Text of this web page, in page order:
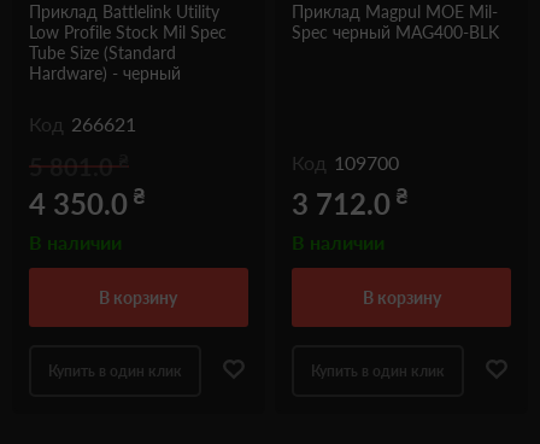
Приклад Battlelink Utility
Low Profile Stock Mil Spec
Tube Size (Standard
Hardware) - черный
Код 266621
5 801.0
4 350.0 ₴
В наличии
в корзину
Купить в один клик
Приклад Magpul MOE Mil-
Spec черный MAG400-BLK
Код 109700
3 712.0 ₴
В наличии
в корзину
Купить в один клик